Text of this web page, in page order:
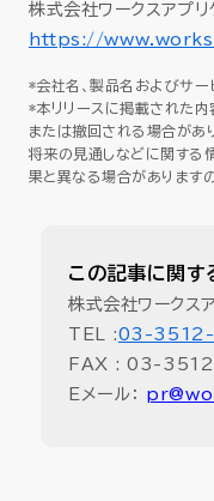
株式会社ワークスアプ
https://
*会社名、製品名およびサー
*本リリースに掲載された内
または撤回される場合があ
将来の見通しなどに関する
果と異なる場合があります
この記事に関す
株式会社ワークス
TEL :03-
FAX : 03-
Eメール：